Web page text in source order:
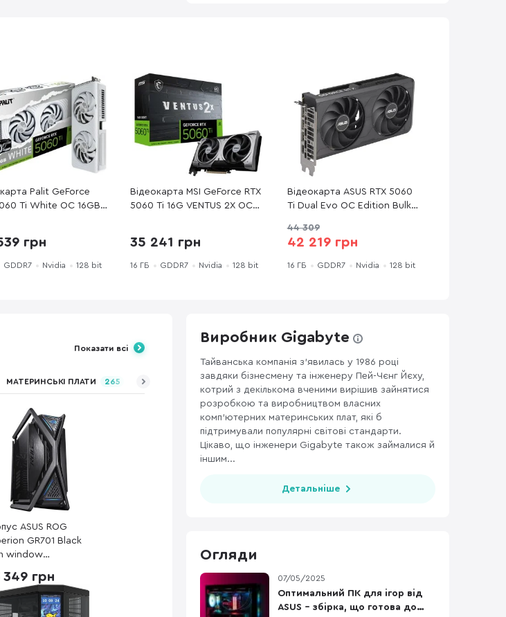
Palit GeForce
Ti White OC 16GB
грн
GDDR7 Nvidia 128 bit
Відеокарта MSI GeForce RTX
5060 Ti 16G VENTUS 2X OC
35 241 грн
16 ГБ GDDR7 Nvidia 128 bit
Відеокарта ASUS RTX 5060
Ti Dual Evo OC Edition Bulk
44 309
42 219 грн
16 ГБ GDDR7 Nvidia 128 bit
Показати всі
МАТЕРИНСЬКІ ПЛАТИ 265 БЛОКИ ЖИВЛЕННЯ ДЛЯ ПК 381
ASUS ROG
GR701 Black
window
349 грн
Виробник Gigabyte
Тайванська компанія з’явилась у 1986 році
завдяки бізнесмену та інженеру Пей-Чєнг Йєху,
котрий з декількома вченими вирішив зайнятися
розробкою та виробництвом власних
комп’ютерних материнських плат, які б
підтримували популярні світові стандарти.
Цікаво, що інженери Gigabyte також займалися й
іншим...
Детальніше
Огляди
07/05/2025
Оптимальний ПК для ігор від
ASUS – збірка, що готова до